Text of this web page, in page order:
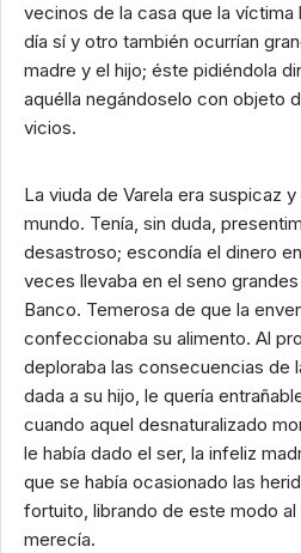
vecinos de la casa que la víctima
día sí y otro también ocurrían
madre y el hijo; éste pidiéndola
aquélla negándoselo con objeto
vicios.
La viuda de Varela era suspicaz
mundo. Tenía, sin duda,
desastroso; escondía el dinero
veces llevaba en el seno
Banco. Temerosa de que la
confeccionaba su alimento. Al
deploraba las consecuencias de
dada a su hijo, le quería
cuando aquel desnaturalizado
le había dado el ser, la infeliz
que se había ocasionado las
fortuito, librando de este modo al
merecía.